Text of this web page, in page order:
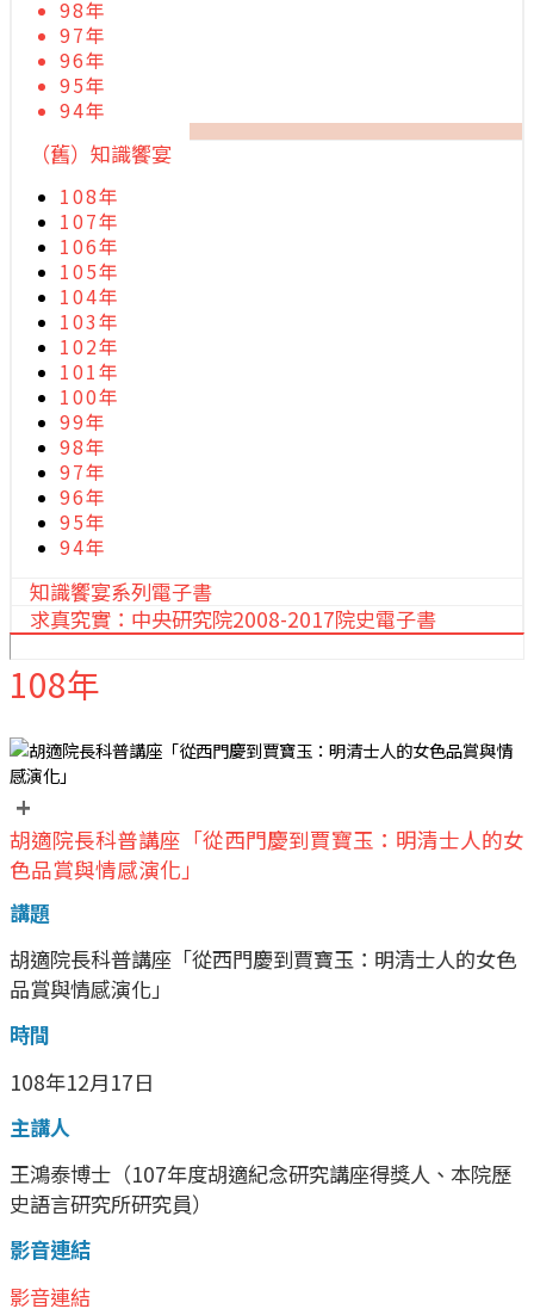
98年
97年
96年
95年
94年
（舊）知識饗宴
108年
107年
106年
105年
104年
103年
102年
101年
100年
99年
98年
97年
96年
95年
94年
知識饗宴系列電子書
求真究實：中央研究院2008-2017院史電子書
108年
+
胡適院長科普講座「從西門慶到賈寶玉：明清士人的女
色品賞與情感演化」
講題
胡適院長科普講座「從西門慶到賈寶玉：明清士人的女色
品賞與情感演化」
時間
108年12月17日
主講人
王鴻泰博士（107年度胡適紀念研究講座得獎人、本院歷
史語言研究所研究員）
影音連結
影音連結